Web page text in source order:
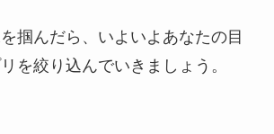
掴んだら、いよいよあなたの目
を絞り込んでいきましょう。